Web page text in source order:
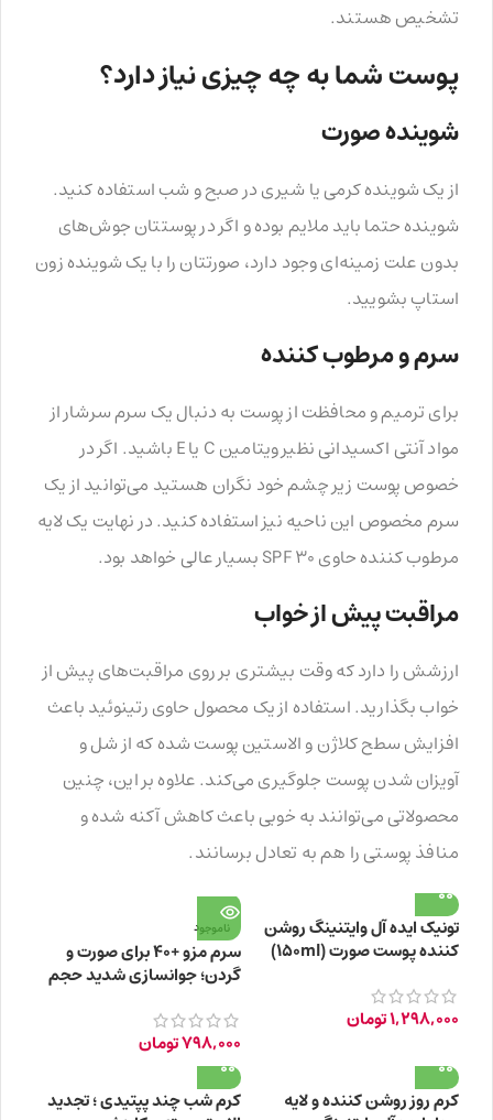
تشخیص هستند.
پوست شما به چه چیزی نیاز دارد؟
شوینده صورت
از یک شوینده کرمی یا شیری در صبح و شب استفاده کنید.
شوینده حتما باید ملایم بوده و اگر در پوستتان جوش‌های
بدون علت زمینه‌ای وجود دارد، صورتتان را با یک شوینده زون
استاپ بشویید.
سرم و مرطوب کننده
برای ترمیم و محافظت از پوست به دنبال یک سرم سرشار از
مواد آنتی اکسیدانی نظیر ویتامین C یا E باشید. اگر در
خصوص پوست زیر چشم خود نگران هستید می‌توانید از یک
سرم مخصوص این ناحیه نیز استفاده کنید. در نهایت یک لایه
مرطوب کننده حاوی SPF 30 بسیار عالی خواهد بود.
مراقبت پیش از خواب
ارزشش را دارد که وقت بیشتری بر روی مراقبت‌های پیش از
خواب بگذارید. استفاده از یک محصول حاوی رتینوئید باعث
افزایش سطح کلاژن و الاستین پوست شده که از شل و
آویزان شدن پوست جلوگیری می‌کند. علاوه بر این، چنین
محصولاتی می‌توانند به خوبی باعث کاهش آکنه شده و
منافذ پوستی را هم به تعادل برسانند.
تونیک ایده آل وایتنینگ روشن
کننده پوست صورت (150ml)
1,298,000تومان
ناموجود
سرم مزو +40 برای صورت و
گردن؛ جوانسازی شدید حجم
798,000تومان
کرم روز روشن کننده و لایه
کرم شب چند پپتیدی ؛ تجدید